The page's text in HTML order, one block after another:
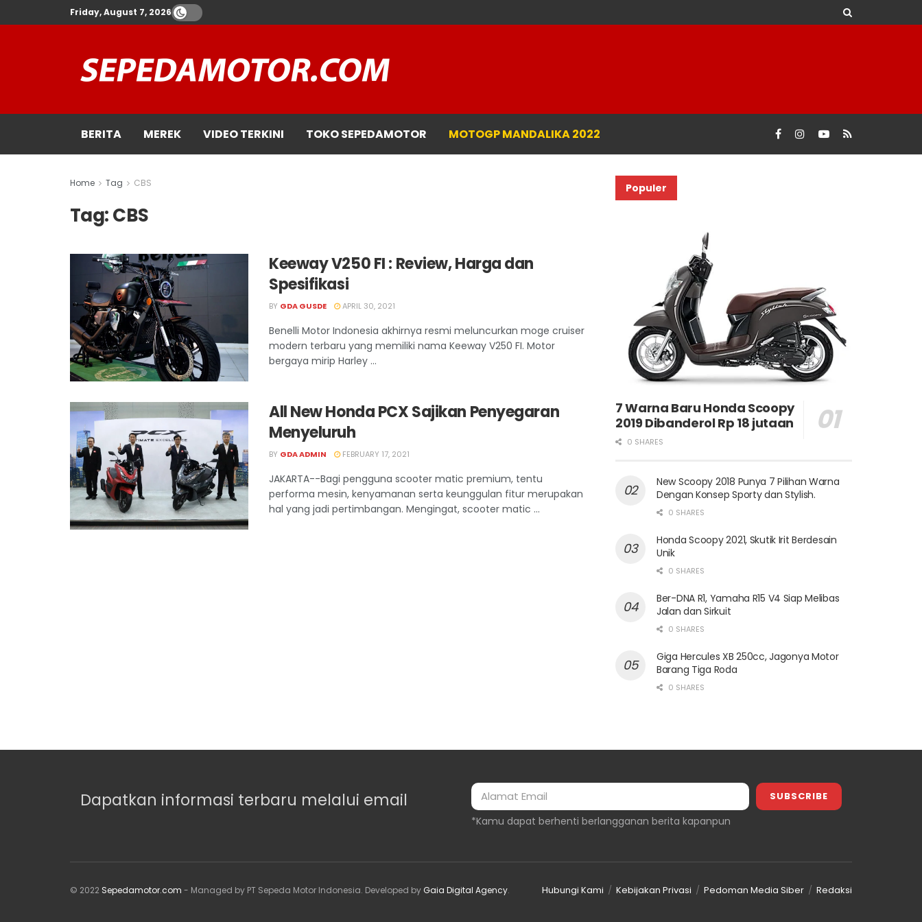
Friday, August 7, 2026
BERITA MEREK VIDEO TERKINI TOKO SEPEDAMOTOR MOTOGP MANDALIKA 2022
Home Tag CBS
Tag:CBS
Keeway V250 FI : Review, Harga dan
Spesifikasi
BY GDA GUSDE APRIL 30, 2021
Benelli Motor Indonesia akhirnya resmi meluncurkan moge cruiser
modern terbaru yang memiliki nama Keeway V250 FI. Motor
bergaya mirip Harley ...
All New Honda PCX Sajikan Penyegaran
Menyeluruh
BY GDA ADMIN FEBRUARY 17, 2021
JAKARTA--Bagi pengguna scooter matic premium, tentu
performa mesin, kenyamanan serta keunggulan fitur merupakan
hal yang jadi pertimbangan. Mengingat, scooter matic ...
Populer
7 Warna Baru Honda Scoopy
2019 Dibanderol Rp 18 jutaan
0 SHARES
New Scoopy 2018 Punya 7 Pilihan Warna
Dengan Konsep Sporty dan Stylish.
0 SHARES
Honda Scoopy 2021, Skutik Irit Berdesain
Unik
0 SHARES
Ber-DNA R1, Yamaha R15 V4 Siap Melibas
Jalan dan Sirkuit
0 SHARES
Giga Hercules XB 250cc, Jagonya Motor
Barang Tiga Roda
0 SHARES
Dapatkan informasi terbaru melalui email
*Kamu dapat berhenti berlangganan berita kapanpun
Hubungi Kami Kebijakan Privasi Pedoman Media Siber Redaksi
© 2022 Sepedamotor.com - Managed by PT Sepeda Motor Indonesia. Developed by Gaia Digital Agency.